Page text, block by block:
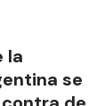
la
se